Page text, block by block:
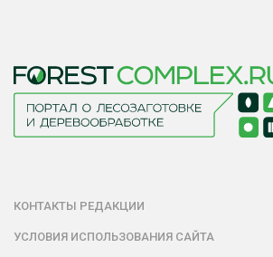
КОНТАКТЫ РЕДАКЦИИ
УСЛОВИЯ ИСПОЛЬЗОВАНИЯ САЙТА